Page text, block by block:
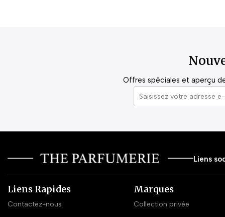
Offres spéciales et aperçu
Liens
Liens Rapides
Contactez-nous
Marques
Collection privée